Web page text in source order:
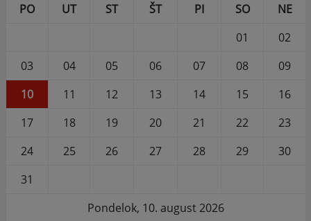
PO
UT ST ŠT PI SO
NE
01
02
03
04 05 06 07 08
09
10
11 12 13 14 15
16
17
18 19 20 21 22
23
24
25 26 27 28 29
30
31
Pondelok, 10. august 2026